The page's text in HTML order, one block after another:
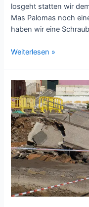
losgeht statten wir
Mas Palomas noch
haben wir eine
In
von
Gran
Canaria
Weiterlesen »